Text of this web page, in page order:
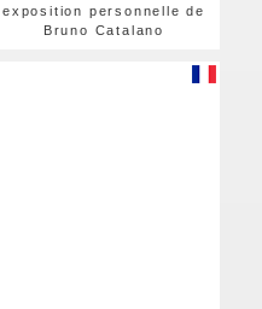
exposition personnelle de
Bruno Catalano